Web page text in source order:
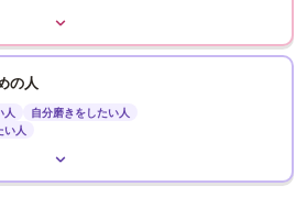
の人
人
自分磨きをしたい人
い人